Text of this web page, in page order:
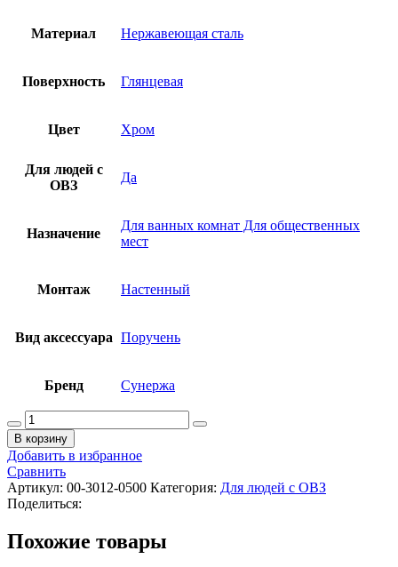
Материал Нержавеющая сталь
Поверхность Глянцевая
Цвет Хром
Для людей с
ОВЗ
Да
Назначение
Для ванных комнат Для общественных
мест
Монтаж Настенный
Вид аксессуара Поручень
Бренд Сунержа
Количество
товара
СУНЕРЖА
Поручень
прямой
Ø28
мм/L
хром
В корзину
Добавить в избранное
Сравнить
Артикул: 00-3012-0500 Категория: Для людей с ОВЗ
Поделиться:
Похожие товары